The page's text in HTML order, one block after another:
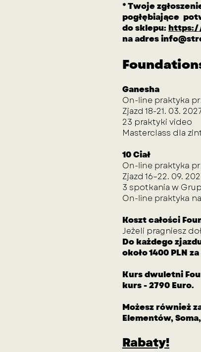
* Twoje
pogłębiające
do sklepu:
na adres
Ganesha
On-line praktyka
Zjazd 18-21. 03.
23 praktyki video
Masterclass dla
10 Ciał
On-line praktyka
Zjazd 16–22. 09.
3 spotkania w
On-line praktyka
Koszt całości
Jeżeli pragniesz
Do każdego
około 1400 PLN
Kurs dwuletni
kurs - 2790 Euro.
Możesz również
Elementów, Soma,
Rabaty!